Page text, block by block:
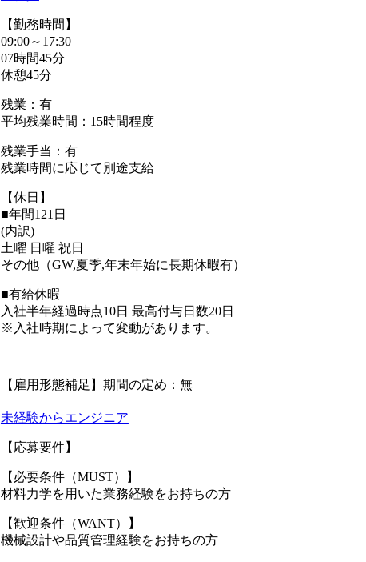
【勤務時間】
09:00～17:30
07時間45分
休憩45分
残業：有
平均残業時間：15時間程度
残業手当：有
残業時間に応じて別途支給
【休日】
■年間121日
(内訳)
土曜 日曜 祝日
その他（GW,夏季,年末年始に長期休暇有）
■有給休暇
入社半年経過時点10日 最高付与日数20日
※入社時期によって変動があります。
【雇用形態補足】期間の定め：無
未経験からエンジニア
【応募要件】
【必要条件（MUST）】
材料力学を用いた業務経験をお持ちの方
【歓迎条件（WANT）】
機械設計や品質管理経験をお持ちの方